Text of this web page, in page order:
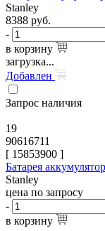
Stanley
8388 руб.
-
в корзину
загрузка...
Добавлен
Запрос наличия
19
90616711
[ 15853900 ]
Батарея
Stanley
цена по запросу
-
в корзину